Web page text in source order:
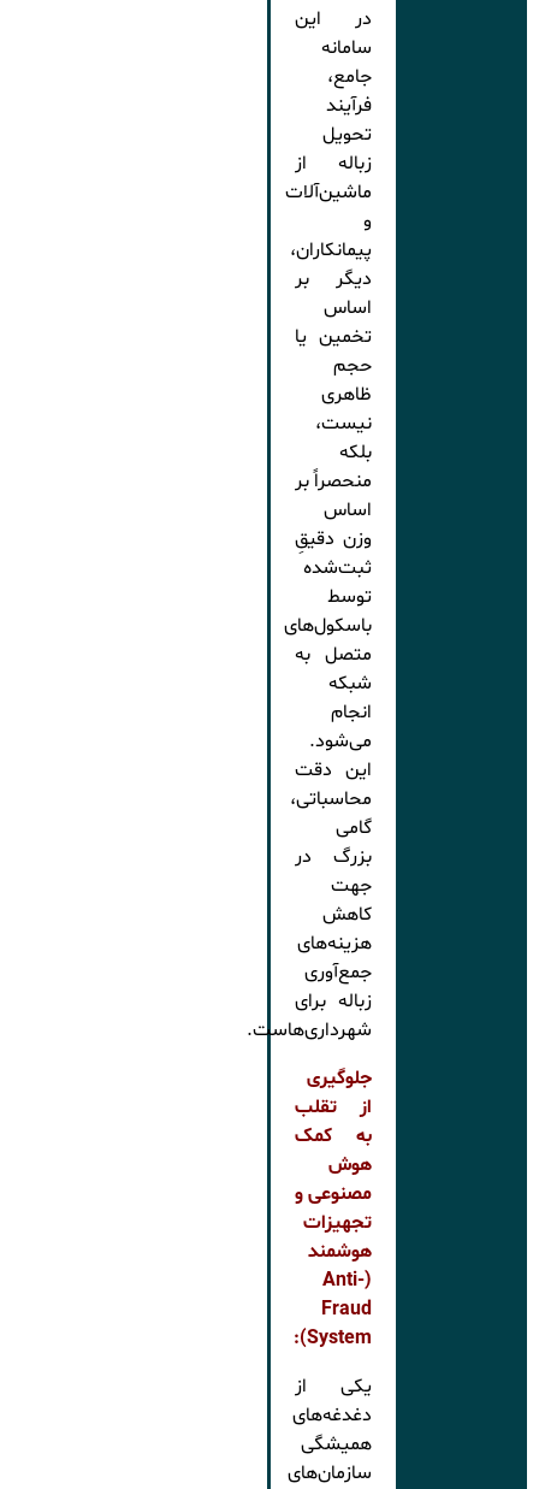
در این
سامانه
جامع،
فرآیند
تحویل
زباله از
ماشین‌آلات
و
پیمانکاران،
دیگر بر
اساس
تخمین یا
حجم
ظاهری
نیست،
بلکه
منحصراً بر
اساس
وزن دقیقِ
ثبت‌شده
توسط
باسکول‌های
متصل به
شبکه
انجام
می‌شود.
این دقت
محاسباتی،
گامی
بزرگ در
جهت
کاهش
هزینه‌های
جمع‌آوری
زباله برای
شهرداری‌هاست.
جلوگیری
از تقلب
به کمک
هوش
مصنوعی و
تجهیزات
هوشمند
(Anti-
Fraud
System):
یکی از
دغدغه‌های
همیشگی
سازمان‌های